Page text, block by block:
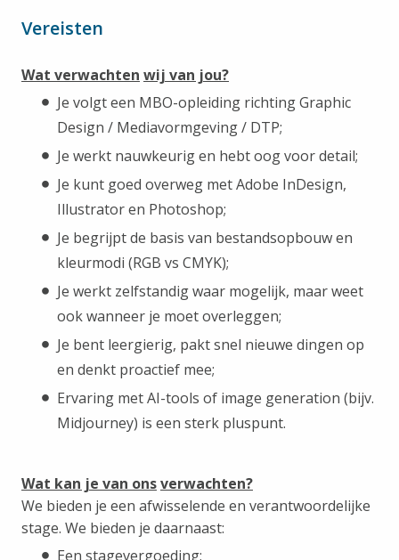
Vereisten
Wat verwachten wij van jou?
Je volgt een MBO-opleiding richting Graphic
Design / Mediavormgeving / DTP;
Je werkt nauwkeurig en hebt oog voor detail;
Je kunt goed overweg met Adobe InDesign,
Illustrator en Photoshop;
Je begrijpt de basis van bestandsopbouw en
kleurmodi (RGB vs CMYK);
Je werkt zelfstandig waar mogelijk, maar weet
ook wanneer je moet overleggen;
Je bent leergierig, pakt snel nieuwe dingen op
en denkt proactief mee;
Ervaring met AI-tools of image generation (bijv.
Midjourney) is een sterk pluspunt.
Wat kan je van onsverwachten?
We bieden je een afwisselende en verantwoordelijke
stage. We bieden je daarnaast:
Een stagevergoeding;